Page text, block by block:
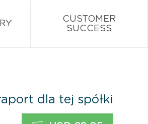
CUSTOMER
SUCCESS
dla tej spółki